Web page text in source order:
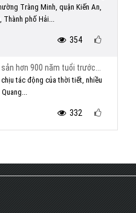
Tràng Minh, quận Kiến An,
Thành phố Hải...
354
hơn 900 năm tuổi trước...
tác động của thời tiết, nhiều
332